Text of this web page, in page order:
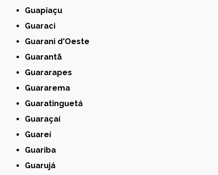
Guapiaçu
Guaraci
Guarani d'Oeste
Guarantã
Guararapes
Guararema
Guaratinguetá
Guaraçaí
Guareí
Guariba
Guarujá